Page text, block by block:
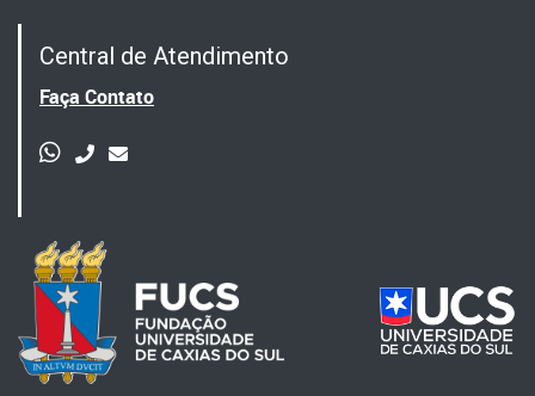
Central de Atendimento
Faça Contato